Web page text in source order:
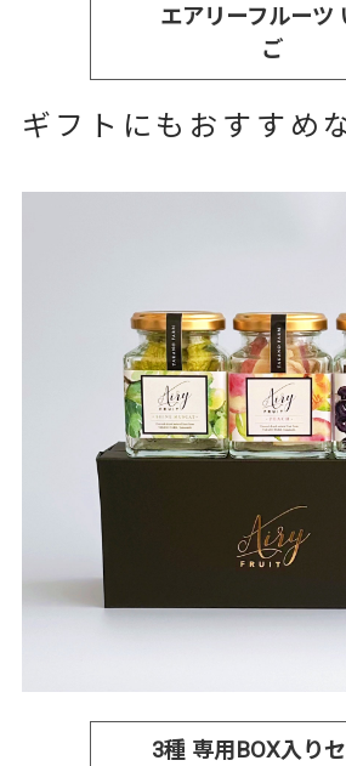
エアリーフルーツ
ご
ギフトにもおすすめ
3種 専用BOX入り